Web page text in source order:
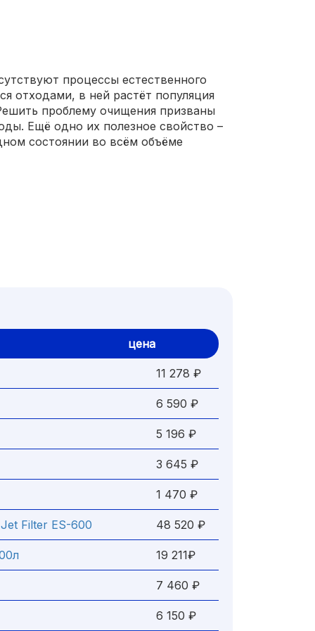
процессы естественного
отходами, в ней растёт популяция
проблему очищения призваны
Ещё одно их полезное свойство –
состоянии во всём объёме
цена
11 278 ₽
6 590 ₽
5 196 ₽
3 645 ₽
1 470 ₽
Filter ES-600 48 520 ₽
19 211₽
7 460 ₽
6 150 ₽